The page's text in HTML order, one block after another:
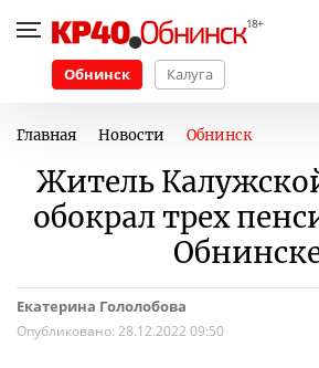
Обнинск Калуга
Главная Новости Обнинск
Житель
обокрал трех
Екатерина Гололобова
Опубликовано: 28.12.2022 09:50